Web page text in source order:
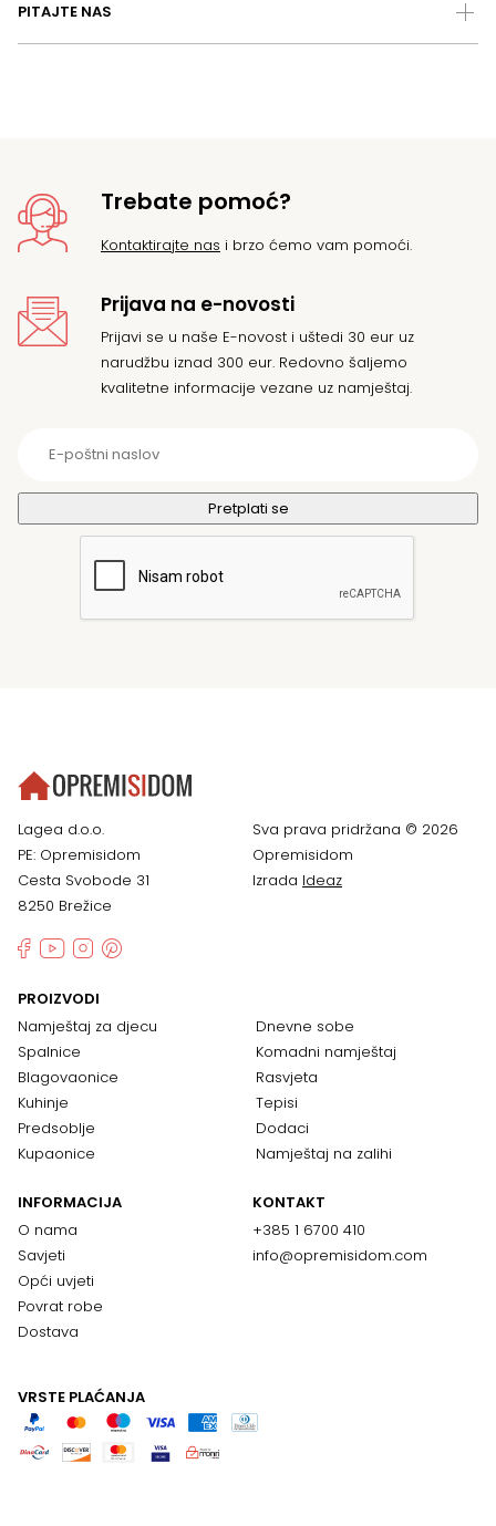
PITAJTE NAS
Trebate pomoć?
Kontaktirajte nas i brzo ćemo vam pomoći.
Prijava na e-novosti
Prijavi se u naše E-novost i uštedi 30 eur uz
narudžbu iznad 300 eur. Redovno šaljemo
kvalitetne informacije vezane uz namještaj.
Lagea d.o.o.
PE: Opremisidom
Cesta Svobode 31
8250 Brežice
Sva prava pridržana © 2026
Opremisidom
Izrada Ideaz
PROIZVODI
Namještaj za djecu
Spalnice
Blagovaonice
Kuhinje
Predsoblje
Kupaonice
Dnevne sobe
Komadni namještaj
Rasvjeta
Tepisi
Dodaci
Namještaj na zalihi
INFORMACIJA
O nama
Savjeti
Opći uvjeti
Povrat robe
Dostava
KONTAKT
+385 1 6700 410
info@opremisidom.com
VRSTE PLAĆANJA